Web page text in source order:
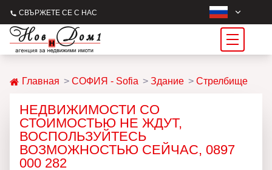
СВЪРЖЕТЕ СЕ С НАС
Главная СОФИЯ - Sofia Здание Стрелбище
НЕДВИЖИМОСТИ СО
СТОИМОСТЬЮ НЕ ЖДУТ,
ВОСПОЛЬЗУЙТЕСЬ
ВОЗМОЖНОСТЬЮ СЕЙЧАС, 0897
000 282